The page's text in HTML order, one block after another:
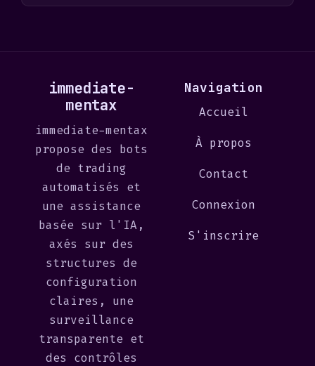
immediate-
mentax
immediate-mentax
propose des bots
de trading
automatisés et
une assistance
basée sur l'IA,
axés sur des
structures de
configuration
claires, une
surveillance
transparente et
des contrôles
Navigation
Accueil
À propos
Contact
Connexion
S'inscrire